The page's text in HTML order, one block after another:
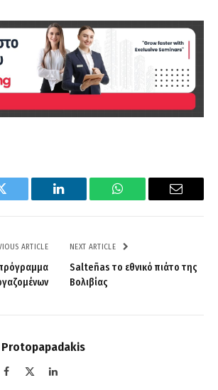
Twitter LinkedIn WhatsApp Email
ARTICLE NEXT ARTICLE
Salteñas το εθνικό πιάτο της
Βολιβίας
Protopapadakis
Facebook LinkedIn